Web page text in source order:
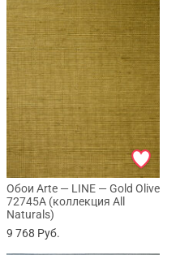
Обои Arte — LINE — Gold Olive
72745A (коллекция All
Naturals)
9 768 Руб.